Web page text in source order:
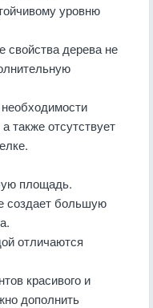
уровню
свойства дерева не
также отсутствует
площадь.
создает большую
отличаются
красивого и
дополнить